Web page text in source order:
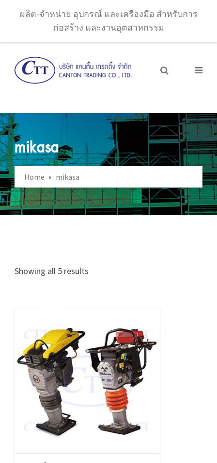
ผลิต-จำหน่าย อุปกรณ์ และเครื่องมือ สำหรับการ
ก่อสร้าง และงานอุตสาหกรรม
mikasa
Home mikasa
Showing all 5 results